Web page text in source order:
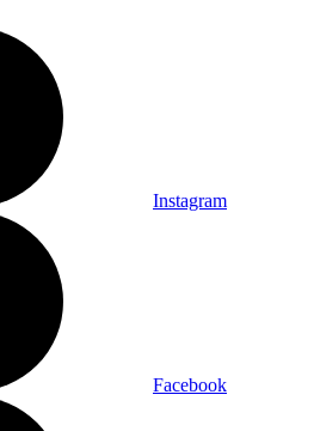
Instagram
Facebook